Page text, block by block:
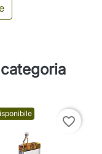
favorite_border